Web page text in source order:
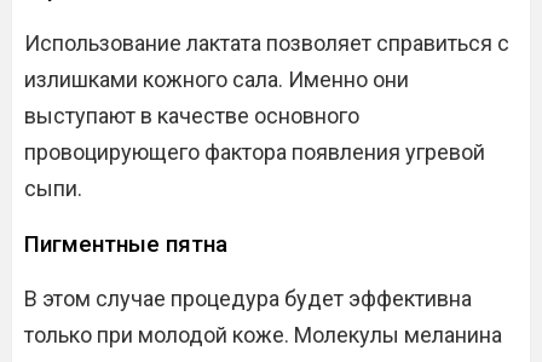
Использование лактата позволяет справиться с
излишками кожного сала. Именно они
выступают в качестве основного
провоцирующего фактора появления угревой
сыпи.
Пигментные пятна
В этом случае процедура будет эффективна
только при молодой коже. Молекулы меланина